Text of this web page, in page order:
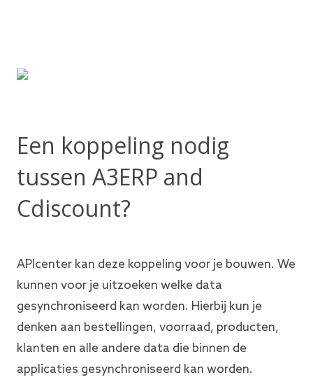
Een koppeling nodig
tussen A3ERP and
Cdiscount?
APIcenter kan deze koppeling voor je bouwen. We
kunnen voor je uitzoeken welke data
gesynchroniseerd kan worden. Hierbij kun je
denken aan bestellingen, voorraad, producten,
klanten en alle andere data die binnen de
applicaties gesynchroniseerd kan worden.